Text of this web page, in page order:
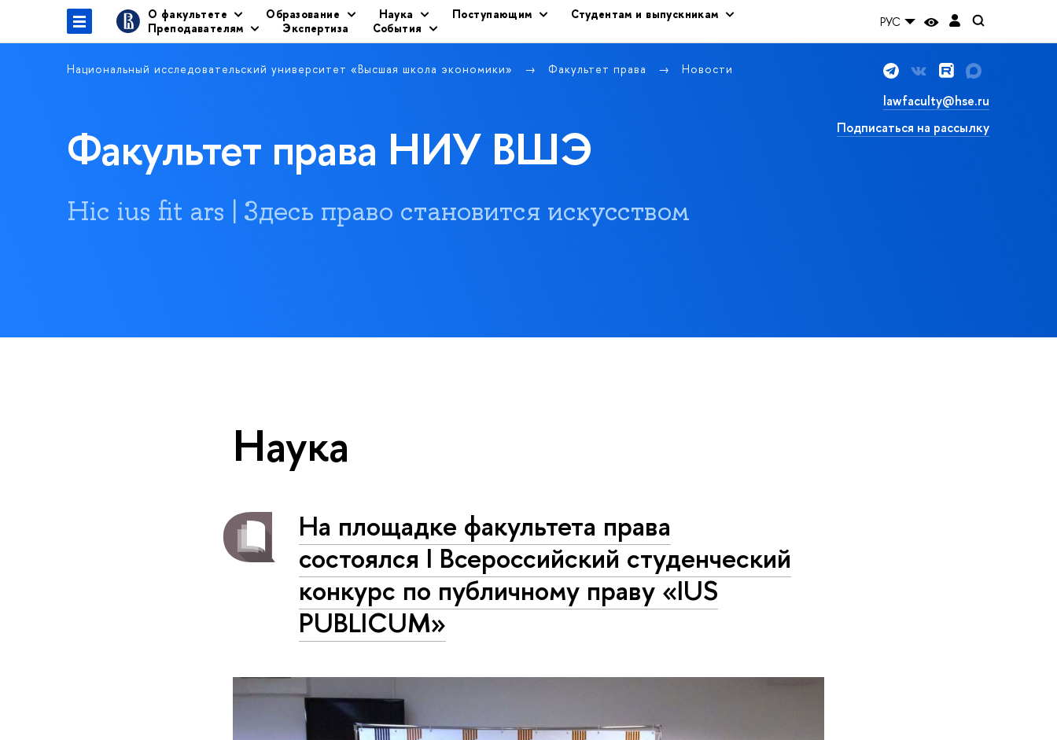
О факультете Образование Наука Поступающим
Студентам и выпускникам
Преподавателям
Экспертиза События РУС
Национальный исследовательский университет «Высшая школа экономики» Факультет права Новости
Факультет права НИУ ВШЭ
Hic ius fit ars | Здесь право становится искусством
lawfaculty@hse.ru
Подписаться на рассылку
Наука
На площадке факультета права
состоялся I Всероссийский студенческий
конкурс по публичному праву «IUS
PUBLICUM»